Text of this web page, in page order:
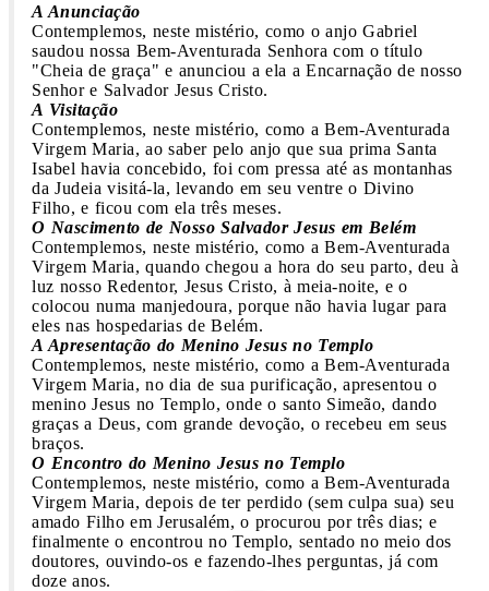
A Anunciação
Contemplemos, neste mistério, como o anjo Gabriel
saudou nossa Bem-Aventurada Senhora com o título
"Cheia de graça" e anunciou a ela a Encarnação de nosso
Senhor e Salvador Jesus Cristo.
A Visitação
Contemplemos, neste mistério, como a Bem-Aventurada
Virgem Maria, ao saber pelo anjo que sua prima Santa
Isabel havia concebido, foi com pressa até as montanhas
da Judeia visitá-la, levando em seu ventre o Divino
Filho, e ficou com ela três meses.
O Nascimento de Nosso Salvador Jesus em Belém
Contemplemos, neste mistério, como a Bem-Aventurada
Virgem Maria, quando chegou a hora do seu parto, deu à
luz nosso Redentor, Jesus Cristo, à meia-noite, e o
colocou numa manjedoura, porque não havia lugar para
eles nas hospedarias de Belém.
A Apresentação do Menino Jesus no Templo
Contemplemos, neste mistério, como a Bem-Aventurada
Virgem Maria, no dia de sua purificação, apresentou o
menino Jesus no Templo, onde o santo Simeão, dando
graças a Deus, com grande devoção, o recebeu em seus
braços.
O Encontro do Menino Jesus no Templo
Contemplemos, neste mistério, como a Bem-Aventurada
Virgem Maria, depois de ter perdido (sem culpa sua) seu
amado Filho em Jerusalém, o procurou por três dias; e
finalmente o encontrou no Templo, sentado no meio dos
doutores, ouvindo-os e fazendo-lhes perguntas, já com
doze anos.